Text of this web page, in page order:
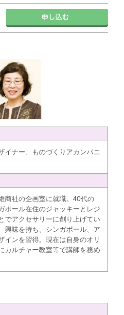
イナー、ものづくりアカンパニ
商社の企画室に就職。40代の
ポール在住のジャッキーとレジ
でアクセサリーに創り上げてい
興味を持ち、シンガポール、ア
インを習得。現在は自身のオリ
カルチャー教室等で講師を務め